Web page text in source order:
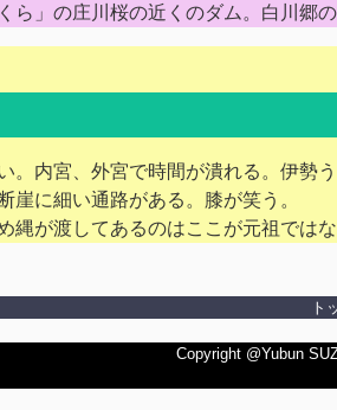
ら」の庄川桜の近くのダム。白川郷
。内宮、外宮で時間が潰れる。伊勢
崖に細い通路がある。膝が笑う。
縄が渡してあるのはここが元祖では
ト
Copyright @Yubun